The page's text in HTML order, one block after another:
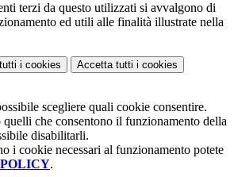
terzi da questo utilizzati si avvalgono di
ed utili alle finalità illustrate nella
i cookies Accetta tutti i cookies
scegliere quali cookie consentire.
quelli che consentono il funzionamento della
disabilitarli.
i cookie necessari al funzionamento potete
.